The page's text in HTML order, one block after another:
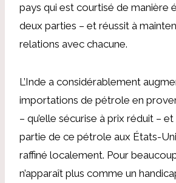
pays qui est courtisé de manière
deux parties – et réussit à
relations avec chacune.
L’Inde a considérablement
importations de pétrole en
– qu’elle sécurise à prix réduit –
partie de ce pétrole aux États-
raffiné localement. Pour
n’apparaît plus comme un